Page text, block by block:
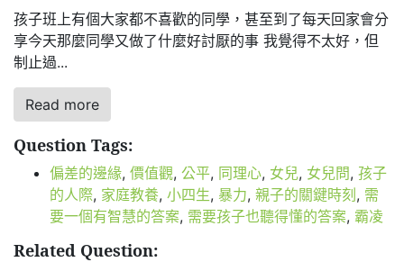
孩子班上有個大家都不喜歡的同學，甚至到了每天回家會分
享今天那麼同學又做了什麼好討厭的事 我覺得不太好，但
制止過...
Read more
Question Tags:
偏差的邊緣, 價值觀, 公平, 同理心, 女兒, 女兒問, 孩子
的人際, 家庭教養, 小四生, 暴力, 親子的關鍵時刻 , 需
要一個有智慧的答案, 需要孩子也聽得懂的答案, 霸凌
Related Question: